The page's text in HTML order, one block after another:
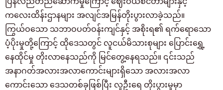
ကလေးထိန်းဌာနများ အလျင်အမြန်တိုးပွားလာခဲ့သည်။
ကြွယ်ဝသော သဘာဝပတ်ဝန်းကျင်နှင့် အစိုးရ၏ ရက်ရောသော
ပံ့ပိုးမှုတို့ကြောင့် ထိုဒေသတွင် လူငယ်မိသားစုများ ပြောင်းရွှေ့
နေထိုင်မှု တိုးလာနေသည်ကို မြင်တွေ့နေရသည်။ ၎င်းသည်
အနာဂတ်အလားအလာကောင်းများရှိသော အလားအလာ
ကောင်းသော ဒေသတစ်ခုဖြစ်ပြီး လူဦးရေ တိုးပွားမှုမှာ